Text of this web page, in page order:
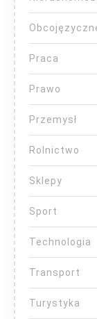
Praca
Prawo
Przemysł
Rolnictwo
Sklepy
Sport
Technologia
Transport
Turystyka